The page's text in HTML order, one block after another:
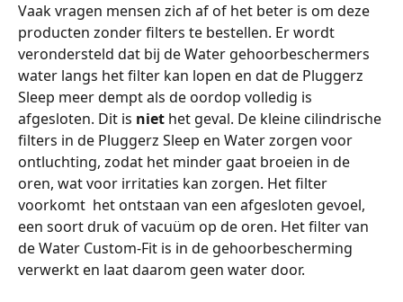
Vaak vragen mensen zich af of het beter is om deze
producten zonder filters te bestellen. Er wordt
verondersteld dat bij de Water gehoorbeschermers
water langs het filter kan lopen en dat de Pluggerz
Sleep meer dempt als de oordop volledig is
afgesloten. Dit is niet het geval. De kleine cilindrische
filters in de Pluggerz Sleep en Water zorgen voor
ontluchting, zodat het minder gaat broeien in de
oren, wat voor irritaties kan zorgen. Het filter
voorkomt  het ontstaan van een afgesloten gevoel,
een soort druk of vacuüm op de oren. Het filter van
de Water Custom-Fit is in de gehoorbescherming
verwerkt en laat daarom geen water door.